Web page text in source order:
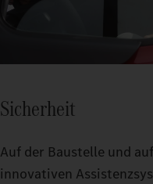
Sicherheit
Auf der Baustelle und
innovativen